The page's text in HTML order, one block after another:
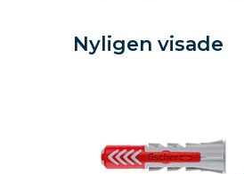
Nyligen visade